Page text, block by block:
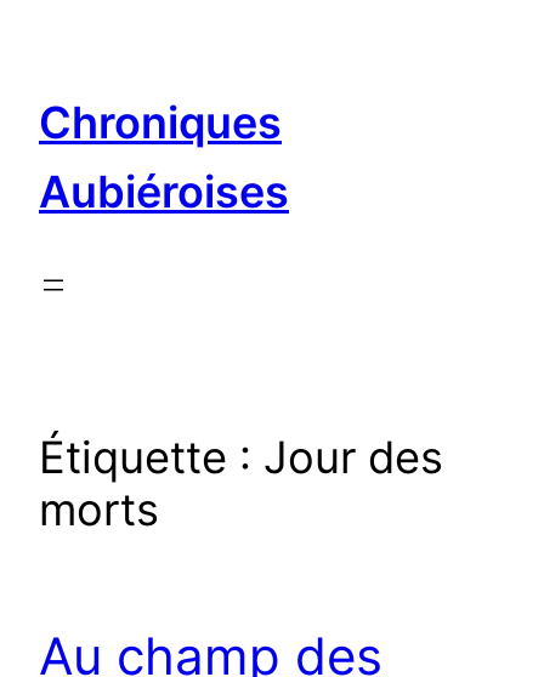
Chroniques
Aubiéroises
Étiquette : Jour des
morts
Au champ des